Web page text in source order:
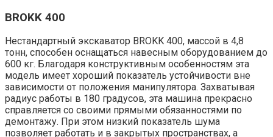
BROKK 400
Нестандартный экскаватор BROKK 400, массой в 4,8
тонн, способен оснащаться навесным оборудованием до
600 кг. Благодаря конструктивным особенностям эта
модель имеет хороший показатель устойчивости вне
зависимости от положения манипулятора. Захватывая
радиус работы в 180 градусов, эта машина прекрасно
справляется со своими прямыми обязанностями по
демонтажу. При этом низкий показатель шума
позволяет работать и в закрытых пространствах, а